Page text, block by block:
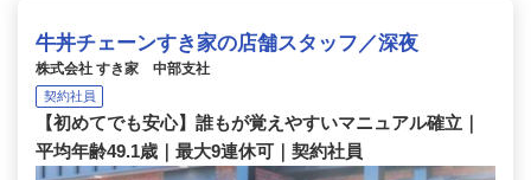
牛丼チェーンすき家の店舗スタッフ／深夜
株式会社 すき家 中部支社
契約社員
【初めてでも安心】誰もが覚えやすいマニュアル確立｜
平均年齢49.1歳｜最大9連休可｜契約社員